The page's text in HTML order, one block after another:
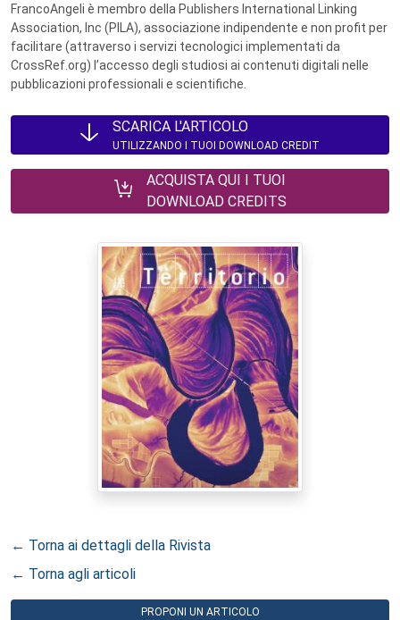
FrancoAngeli è membro della Publishers International Linking
Association, Inc (PILA), associazione indipendente e non profit per
facilitare (attraverso i servizi tecnologici implementati da
CrossRef.org) l’accesso degli studiosi ai contenuti digitali nelle
pubblicazioni professionali e scientifiche.
SCARICA L'ARTICOLO
UTILIZZANDO I TUOI DOWNLOAD CREDIT
ACQUISTA QUI I TUOI
DOWNLOAD CREDITS
← Torna ai dettagli della Rivista
← Torna agli articoli
PROPONI UN ARTICOLO